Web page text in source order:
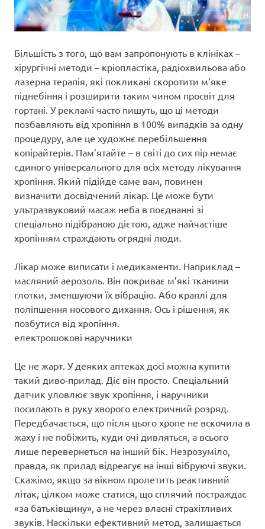
Більшість з того, що вам запропонують в клініках –
хірургічні методи – кріопластіка, радіохвильова або
лазерна терапія, які покликані скоротити м’яке
піднебіння і розширити таким чином просвіт для
гортані. У рекламі часто пишуть, що ці методи
позбавляють від хропіння в 100% випадків за одну
процедуру, але це художнє перебільшення
копірайтерів. Пам’ятайте – в світі до сих пір немає
єдиного універсального для всіх методу лікування
хропіння. Який підійде саме вам, повинен
визначити досвідчений лікар. Це може бути
ультразвуковий масаж неба в поєднанні зі
спеціально підібраною дієтою, адже найчастіше
хропінням страждають огрядні люди.
Лікар може виписати і медикаменти. Наприклад –
масляний аерозоль. Він покриває м’які тканини
глотки, зменшуючи їх вібрацію. Або краплі для
поліпшення носового дихання. Ось і рішення, як
позбутися від хропіння.
електрошокові наручники
Це не жарт. У деяких аптеках досі можна купити
такий диво-прилад. Діє він просто. Спеціальний
датчик уловлює звук хропіння, і наручники
посилають в руку хворого електричний розряд.
Передбачається, що після цього хропе не вскочила в
жаху і не побіжить, куди очі дивляться, а всього
лише перевернеться на інший бік. Незрозуміло,
правда, як прилад відреагує на інші вібруючі звуки.
Скажімо, якщо за вікном пролетить реактивний
літак, цілком може статися, що сплячий постраждає
«за батьківщину», а не через власні страхітливих
звуків. Наскільки ефективний метод, залишається